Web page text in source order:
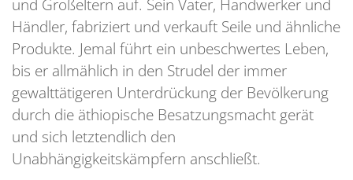
und Großeltern auf. Sein Vater, Handwerker und
Händler, fabriziert und verkauft Seile und ähnliche
Produkte. Jemal führt ein unbeschwertes Leben,
bis er allmählich in den Strudel der immer
gewalttätigeren Unterdrückung der Bevölkerung
durch die äthiopische Besatzungsmacht gerät
und sich letztendlich den
Unabhängigkeitskämpfern anschließt.